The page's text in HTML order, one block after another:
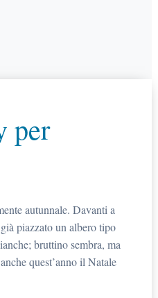
per
autunnale. Davanti a
piazzato un albero tipo
bruttino sembra, ma
quest’anno il Natale